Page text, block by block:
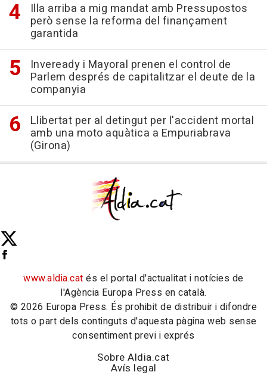
Illa arriba a mig mandat amb Pressupostos
però sense la reforma del finançament
garantida
Inveready i Mayoral prenen el control de
Parlem després de capitalitzar el deute de la
companyia
Llibertat per al detingut per l'accident mortal
amb una moto aquàtica a Empuriabrava
(Girona)
www.aldia.cat és el portal d'actualitat i notícies de
l'Agència Europa Press en català.
© 2026 Europa Press. És prohibit de distribuir i difondre
tots o part dels continguts d'aquesta pàgina web sense
consentiment previ i exprés
Sobre Aldia.cat
Avís legal